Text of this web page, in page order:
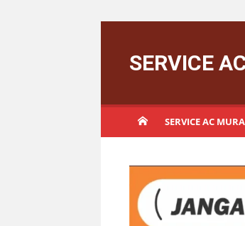
contentSERVICE
SERVICE AC